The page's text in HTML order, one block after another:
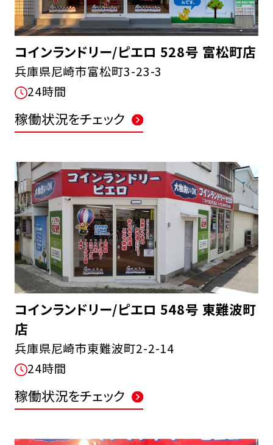
コインランドリー/ピエロ 528号 富松町店
兵庫県尼崎市富松町3-23-3
24時間
稼働状況をチェック
コインランドリー/ピエロ 548号 東難波町
店
兵庫県尼崎市東難波町2-2-14
24時間
稼働状況をチェック